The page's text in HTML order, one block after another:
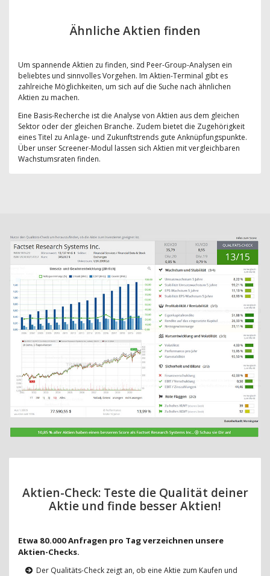
Ähnliche Aktien finden
Um spannende Aktien zu finden, sind Peer-Group-Analysen ein
beliebtes und sinnvolles Vorgehen. Im Aktien-Terminal gibt es
zahlreiche Möglichkeiten, um sich auf die Suche nach ähnlichen
Aktien zu machen.
Eine Basis-Recherche ist die Analyse von Aktien aus dem gleichen
Sektor oder der gleichen Branche. Zudem bietet die Zugehörigkeit
eines Titel zu Anlage- und Zukunftstrends gute Anknüpfungspunkte.
Über unser Screener-Modul lassen sich Aktien mit vergleichbaren
Wachstumsraten finden.
Aktien-Check: Teste die Qualität deiner
Aktie und finde besser Aktien!
Etwa 80.000 Anfragen pro Tag verzeichnen unsere
Aktien-Checks.
Der Qualitäts-Check zeigt an, ob eine Aktie zum Kaufen und